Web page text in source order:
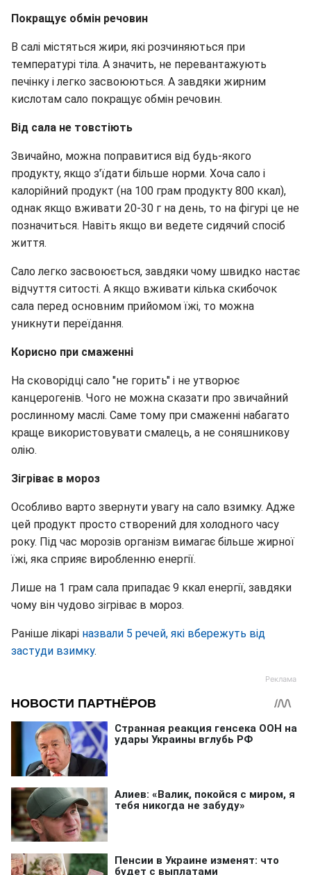
Покращує обмін речовин
В салі містяться жири, які розчиняються при
температурі тіла. А значить, не перевантажують
печінку і легко засвоюються. А завдяки жирним
кислотам сало покращує обмін речовин.
Від сала не товстіють
Звичайно, можна поправитися від будь-якого
продукту, якщо з'їдати більше норми. Хоча сало і
калорійний продукт (на 100 грам продукту 800 ккал),
однак якщо вживати 20-30 г на день, то на фігурі це не
позначиться. Навіть якщо ви ведете сидячий спосіб
життя.
Сало легко засвоюється, завдяки чому швидко настає
відчуття ситості. А якщо вживати кілька скибочок
сала перед основним прийомом їжі, то можна
уникнути переїдання.
Корисно при смаженні
На сковорідці сало "не горить" і не утворює
канцерогенів. Чого не можна сказати про звичайний
рослинному маслі. Саме тому при смаженні набагато
краще використовувати смалець, а не соняшникову
олію.
Зігріває в мороз
Особливо варто звернути увагу на сало взимку. Адже
цей продукт просто створений для холодного часу
року. Під час морозів організм вимагає більше жирної
їжі, яка сприяє виробленню енергії.
Лише на 1 грам сала припадає 9 ккал енергії, завдяки
чому він чудово зігріває в мороз.
Раніше лікарі назвали 5 речей, які вбережуть від
застуди взимку.